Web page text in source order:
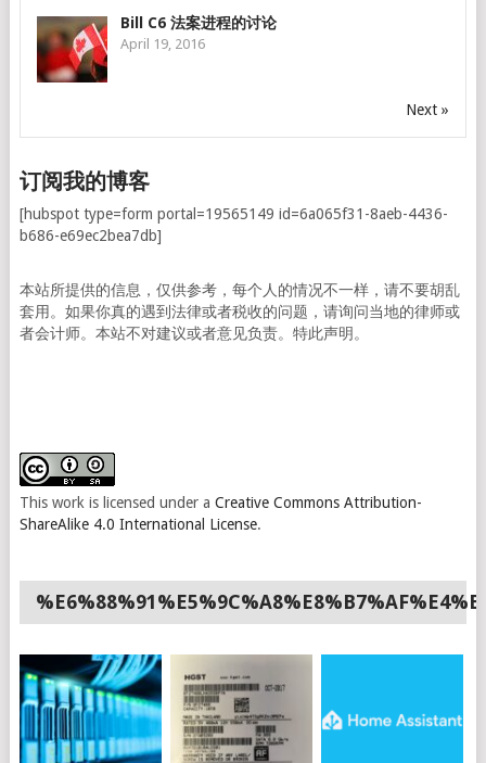
Bill C6 法案进程的讨论
April 19, 2016
Next »
订阅我的博客
[hubspot type=form portal=19565149 id=6a065f31-8aeb-4436-
b686-e69ec2bea7db]
本站所提供的信息，仅供参考，每个人的情况不一样，请不要胡乱
套用。如果你真的遇到法律或者税收的问题，请询问当地的律师或
者会计师。本站不对建议或者意见负责。特此声明。
This work is licensed under a Creative Commons Attribution-
ShareAlike 4.0 International License.